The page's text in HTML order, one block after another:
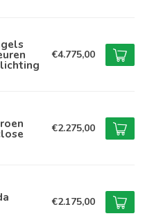
€4.775,00
€2.275,00
€2.175,00